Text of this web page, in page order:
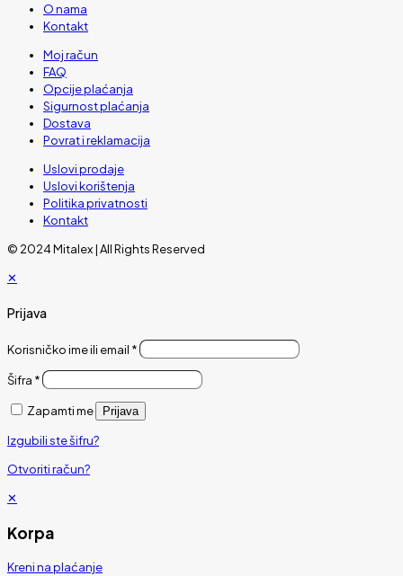
O nama
Kontakt
Moj račun
FAQ
Opcije plaćanja
Sigurnost plaćanja
Dostava
Povrat i reklamacija
Uslovi prodaje
Uslovi korištenja
Politika privatnosti
Kontakt
© 2024 Mitalex | All Rights Reserved
✕
Prijava
Korisničko ime ili email *
Šifra *
Zapamti me Prijava
Izgubili ste šifru?
Otvoriti račun?
✕
Korpa
Kreni na plaćanje